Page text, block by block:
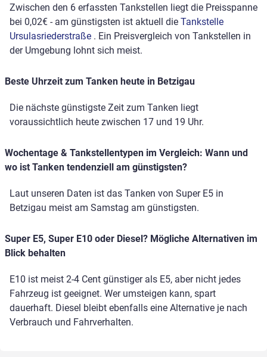
Zwischen den 6 erfassten Tankstellen liegt die Preisspanne
bei 0,02€ - am günstigsten ist aktuell die Tankstelle
Ursulasriederstraße . Ein Preisvergleich von Tankstellen in
der Umgebung lohnt sich meist.
Beste Uhrzeit zum Tanken heute in Betzigau
Die nächste günstigste Zeit zum Tanken liegt
voraussichtlich heute zwischen 17 und 19 Uhr.
Wochentage & Tankstellentypen im Vergleich: Wann und
wo ist Tanken tendenziell am günstigsten?
Laut unseren Daten ist das Tanken von Super E5 in
Betzigau meist am Samstag am günstigsten.
Super E5, Super E10 oder Diesel? Mögliche Alternativen im
Blick behalten
E10 ist meist 2-4 Cent günstiger als E5, aber nicht jedes
Fahrzeug ist geeignet. Wer umsteigen kann, spart
dauerhaft. Diesel bleibt ebenfalls eine Alternative je nach
Verbrauch und Fahrverhalten.